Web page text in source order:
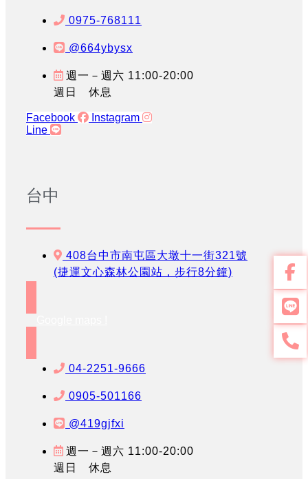
0975-768111
@664ybysx
週一－週六 11:00-20:00
週日 休息
Facebook
Instagram
Line
台中
408台中市南屯區大墩十一街321號
(捷運文心森林公園站，步行8分鐘)
04-2251-9666
0905-501166
@419gjfxi
週一－週六 11:00-20:00
週日 休息